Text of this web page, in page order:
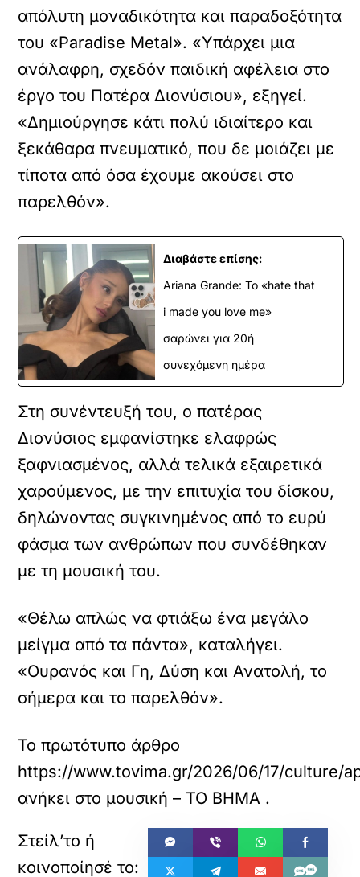
απόλυτη μοναδικότητα και παραδοξότητα
του «Paradise Metal». «Υπάρχει μια
ανάλαφρη, σχεδόν παιδική αφέλεια στο
έργο του Πατέρα Διονύσιου», εξηγεί.
«Δημιούργησε κάτι πολύ ιδιαίτερο και
ξεκάθαρα πνευματικό, που δε μοιάζει με
τίποτα από όσα έχουμε ακούσει στο
παρελθόν».
Διαβάστε επίσης:
Ariana Grande: Το «hate that
i made you love me»
σαρώνει για 20ή
συνεχόμενη ημέρα
Στη συνέντευξή του, ο πατέρας
Διονύσιος εμφανίστηκε ελαφρώς
ξαφνιασμένος, αλλά τελικά εξαιρετικά
χαρούμενος, με την επιτυχία του δίσκου,
δηλώνοντας συγκινημένος από το ευρύ
φάσμα των ανθρώπων που συνδέθηκαν
με τη μουσική του.
«Θέλω απλώς να φτιάξω ένα μεγάλο
μείγμα από τα πάντα», καταλήγει.
«Ουρανός και Γη, Δύση και Ανατολή, το
σήμερα και το παρελθόν».
Το πρωτότυπο άρθρο
https://www.tovima.gr/2026/06/17/
ανήκει στο μουσική – ΤΟ ΒΗΜΑ .